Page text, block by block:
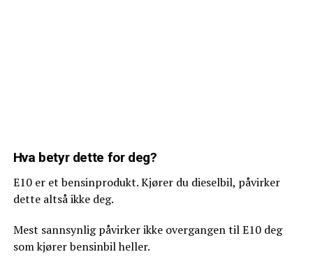
Hva betyr dette for deg?
E10 er et bensinprodukt. Kjører du dieselbil, påvirker
dette altså ikke deg.
Mest sannsynlig påvirker ikke overgangen til E10 deg
som kjører bensinbil heller.